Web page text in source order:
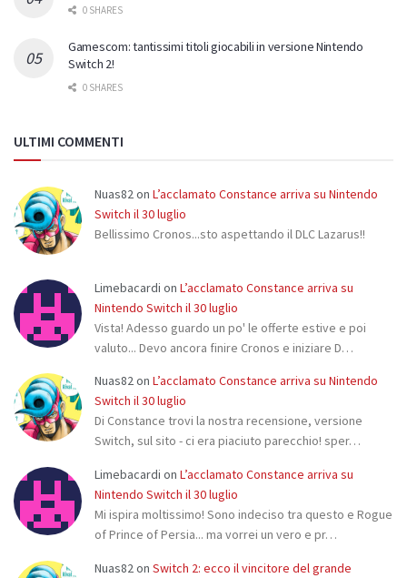
0 SHARES
Gamescom: tantissimi titoli giocabili in versione Nintendo
Switch 2!
0 SHARES
ULTIMI COMMENTI
Nuas82on L’acclamato Constance arriva su Nintendo
Switch il 30 luglio
Bellissimo Cronos...sto aspettando il DLC Lazarus!!
Limebacardi on L’acclamato Constance arriva su
Nintendo Switch il 30 luglio
Vista! Adesso guardo un po' le offerte estive e poi
valuto... Devo ancora finire Cronos e iniziare D…
Nuas82on L’acclamato Constance arriva su Nintendo
Switch il 30 luglio
Di Constance trovi la nostra recensione, versione
Switch, sul sito - ci era piaciuto parecchio! sper…
Limebacardi on L’acclamato Constance arriva su
Nintendo Switch il 30 luglio
Mi ispira moltissimo! Sono indeciso tra questo e Rogue
of Prince of Persia... ma vorrei un vero e pr…
Nuas82on Switch 2: ecco il vincitore del grande